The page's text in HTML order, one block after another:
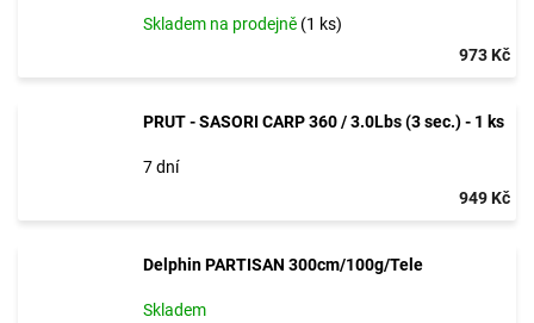
Skladem na prodejně (1 ks)
973 Kč
PRUT - SASORI CARP 360 / 3.0Lbs (3 sec.) - 1 ks
7 dní
949 Kč
Delphin PARTISAN 300cm/100g/Tele
Skladem